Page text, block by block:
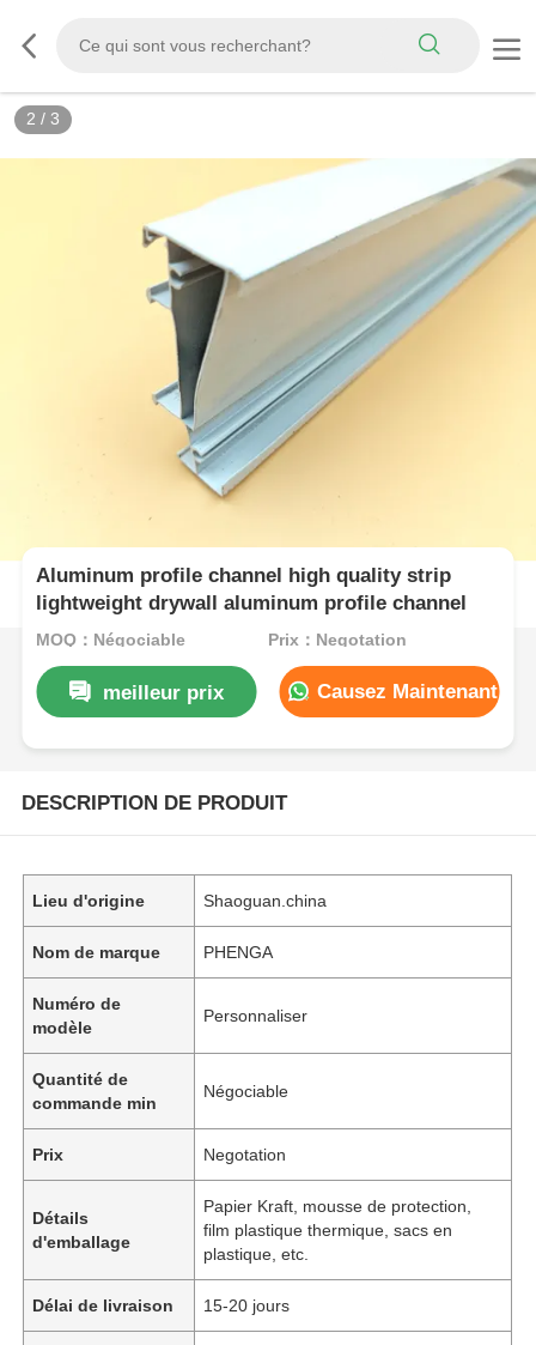
2 / 3
Aluminum profile channel high quality strip
lightweight drywall aluminum profile channel
MOQ：Négociable Prix：Negotation
meilleur prix Causez Maintenant
DESCRIPTION DE PRODUIT
Lieu d'origine Shaoguan.china
Nom de marque PHENGA
Numéro de
modèle
Personnaliser
Quantité de
commande min
Négociable
Prix Negotation
Détails
d'emballage
Papier Kraft, mousse de protection,
film plastique thermique, sacs en
plastique, etc.
Délai de livraison 15-20 jours